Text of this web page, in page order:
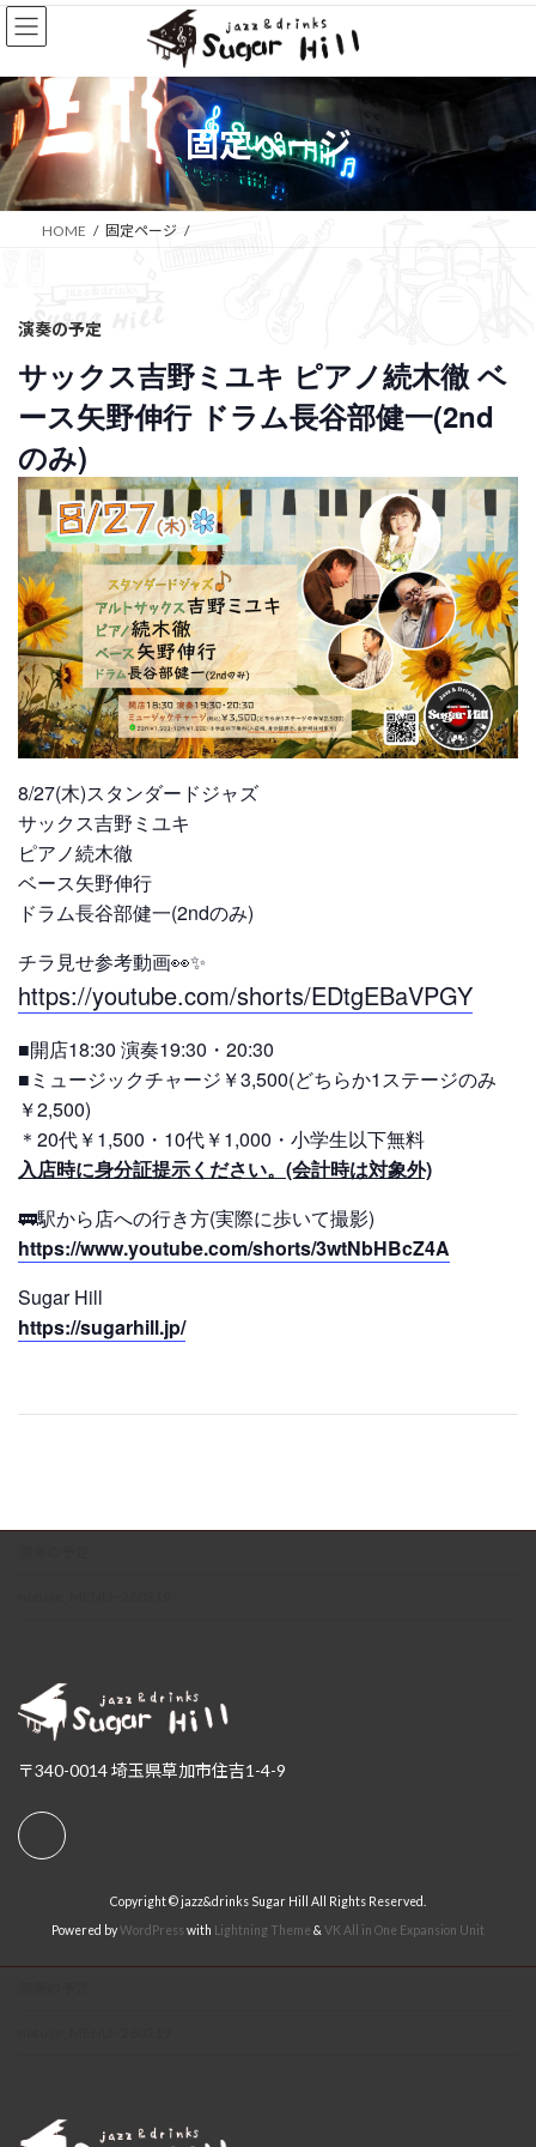
コ
ン
ン
ツ
へ
ス
キ
ッ
ナ
ビ
ー
シ
ョ
ン
に
移
固定ページ
HOME 固定ページ
演奏の予定
サックス吉野ミユキ ピアノ続木徹 ベ
ース矢野伸行 ドラム長谷部健一(2nd
のみ)
8/27(木)スタンダードジャズ
サックス吉野ミユキ
ピアノ続木徹
ベース矢野伸行
ドラム長谷部健一(2ndのみ)
チラ見せ参考動画👀✨
https://youtube.com/shorts/EDtgEBaVPGY
■開店18:30 演奏19:30・20:30
■ミュージックチャージ￥3,500(どちらか1ステージのみ
￥2,500)
＊20代￥1,500・10代￥1,000・小学生以下無料
入店時に身分証提示ください。(会計時は対象外)
🚃駅から店への行き方(実際に歩いて撮影)
https://www.youtube.com/shorts/3wtNbHBcZ4A
Sugar Hill
https://sugarhill.jp/
〒340-0014 埼玉県草加市住吉1-4-9
Copyright © jazz&drinks Sugar Hill All Rights Reserved.
Powered byWordPress with Lightning Theme & VK All in One Expansion Unit